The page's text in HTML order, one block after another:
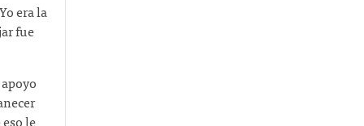
era la
fue
le